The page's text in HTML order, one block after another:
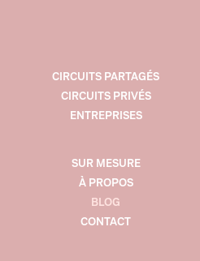
CIRCUITS PARTAGÉS
CIRCUITS PRIVÉS
ENTREPRISES
SUR MESURE
À PROPOS
BLOG
CONTACT